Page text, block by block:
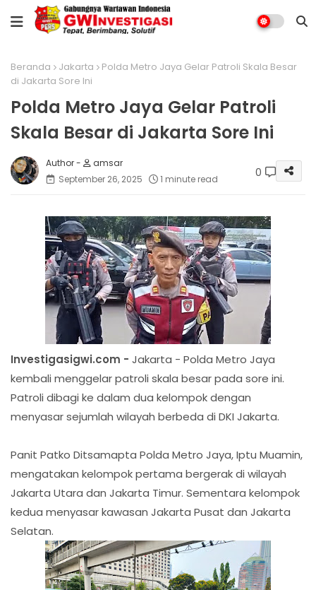
Beranda Jakarta
Polda Metro Jaya Gelar Patroli Skala Besar
di Jakarta Sore Ini
Polda Metro Jaya Gelar Patroli
Skala Besar di Jakarta Sore Ini
amsar
September 26, 2025
1 minute read 0
Investigasigwi.com - Jakarta - Polda Metro Jaya
kembali menggelar patroli skala besar pada sore ini.
Patroli dibagi ke dalam dua kelompok dengan
menyasar sejumlah wilayah berbeda di DKI Jakarta.
Panit Patko Ditsamapta Polda Metro Jaya, Iptu Muamin,
mengatakan kelompok pertama bergerak di wilayah
Jakarta Utara dan Jakarta Timur. Sementara kelompok
kedua menyasar kawasan Jakarta Pusat dan Jakarta
Selatan.